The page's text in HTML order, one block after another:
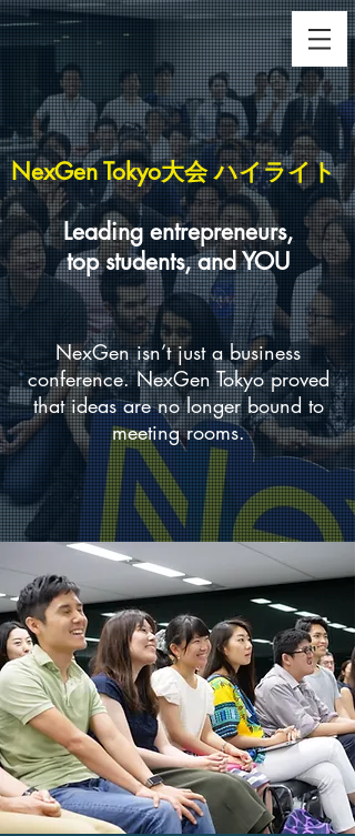
NexGen Tokyo大会 ハイライト
Leading entrepreneurs,
top students, and YOU
NexGen isn’t just a business
conference. NexGen Tokyo proved
that ideas are no longer bound to
meeting rooms.